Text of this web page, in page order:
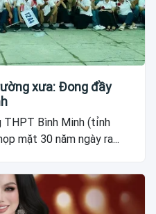
xưa: Đong đầy
Bình Minh (tỉnh
mặt 30 năm ngày ra...